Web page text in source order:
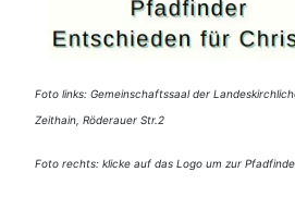
Foto links: Gemeinschaftssaal der
Zeithain, Röderauer Str.2
Foto rechts: klicke auf das Logo um zur